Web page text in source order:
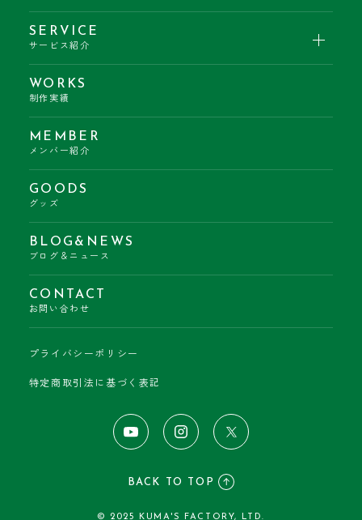
SERVICE
サービス紹介
WORKS
制作実績
MEMBER
メンバー紹介
GOODS
グッズ
BLOG&NEWS
ブログ＆ニュース
CONTACT
お問い合わせ
プライバシーポリシー
特定商取引法に基づく表記
BACK TO TOP
© 2025 KUMA'S FACTORY, LTD.